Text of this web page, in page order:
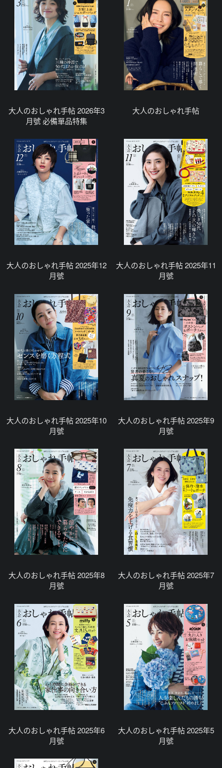
大人のおしゃれ手帖 2026年3
月號 必備單品特集
大人のおしゃれ手帖
大人のおしゃれ手帖 2025年12
月號
大人のおしゃれ手帖 2025年11
月號
大人のおしゃれ手帖 2025年10
月號
大人のおしゃれ手帖 2025年9
月號
大人のおしゃれ手帖 2025年8
月號
大人のおしゃれ手帖 2025年7
月號
大人のおしゃれ手帖 2025年6
月號
大人のおしゃれ手帖 2025年5
月號